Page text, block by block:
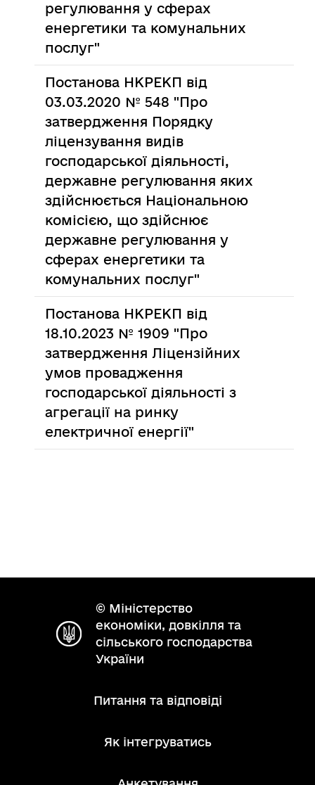
регулювання у сферах
енергетики та комунальних
послуг"
Постанова НКРЕКП від
03.03.2020 № 548 "Про
затвердження Порядку
ліцензування видів
господарської діяльності,
державне регулювання яких
здійснюється Національною
комісією, що здійснює
державне регулювання у
сферах енергетики та
комунальних послуг"
Постанова НКРЕКП від
18.10.2023 № 1909 "Про
затвердження Ліцензійних
умов провадження
господарської діяльності з
агрегації на ринку
електричної енергії"
© Міністерство
економіки, довкілля та
сільського господарства
України
Питання та відповіді
Як інтегруватись